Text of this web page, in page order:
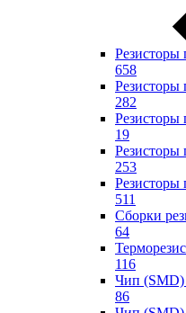
Резисторы
658
Резисторы
282
Резисторы
19
Резисторы
253
Резисторы
511
Сборки
64
116
Чип (SMD)
86